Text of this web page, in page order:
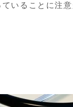
いることに注意